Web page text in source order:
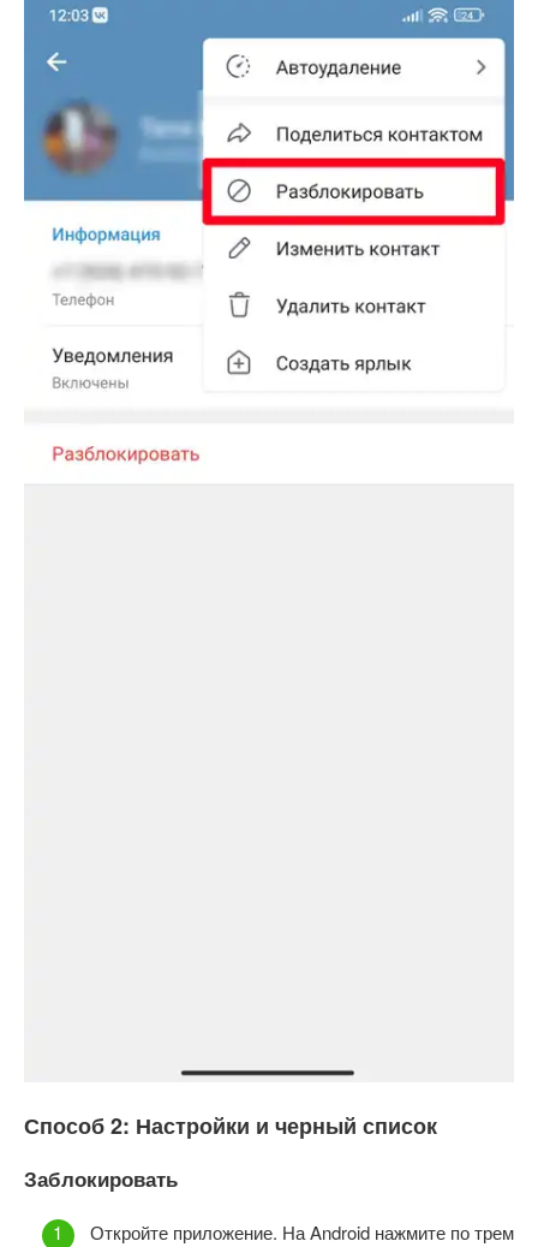
Способ 2: Настройки и черный список
Заблокировать
Откройте приложение. На Android нажмите по трем